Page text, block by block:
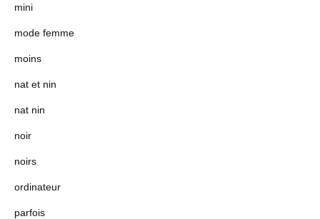
mini
mode femme
moins
nat et nin
nat nin
noir
noirs
ordinateur
parfois